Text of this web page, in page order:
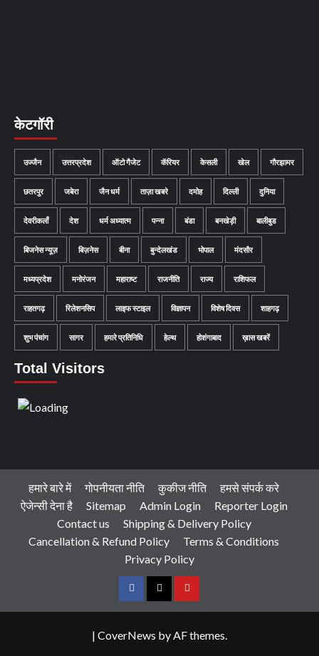
केटगॉरी
उज्जैन उत्तरप्रदेश ऑटो गैजेट कॅरियर केसली खेल गौरझामर
छतरपुर जबेरा जैन धर्म ताज़ा खबरे दमोह दिल्ली दुनिया
देवरीकलाँ देश धर्म अध्यात्म पन्ना बंडा बनखेड़ी बालीबुड
बिजनेस न्यूज़ बिज़नेस बीना बुन्देलखंड भोपाल मंदसौर
मध्यप्रदेश मनोरंजन महाराष्ट राजनीति राज्य राशिफल
राहतगढ़ रिलेशनसिप लाइफ स्टाइल विज्ञापन विशेष दिवस शाहगढ़
शुभ पंचांग सागर हमारे प्रतिनिधि हेल्थ होशंगाबाद ख़ास खबरें
Total Visitors
हमारे बारे में गोपनीयता नीति कुकीज नीति
हमसे संपर्क करे
ऐजेन्सी देना है
Sitemap Admin Login
Reporter Login
Contact us
Shipping & Delivery Policy
Cancellation & Refund Policy
Terms & Conditions
Privacy Policy
FacebookTwitterYoutube
| CoverNews by AF themes.